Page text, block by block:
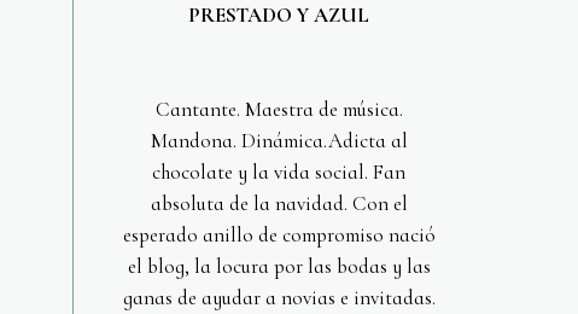
PRESTADO Y AZUL
Cantante. Maestra de música.
Mandona. Dinámica.Adicta al
chocolate y la vida social. Fan
absoluta de la navidad. Con el
esperado anillo de compromiso nació
el blog, la locura por las bodas y las
ganas de ayudar a novias e invitadas.